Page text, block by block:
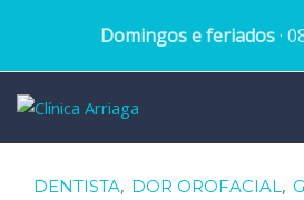
Domingos e feriados·
DENTISTA, DOR OROFACIAL,